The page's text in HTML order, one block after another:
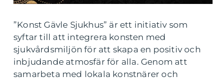
”Konst Gävle Sjukhus” är ett initiativ som
syftar till att integrera konsten med
sjukvårdsmiljön för att skapa en positiv och
inbjudande atmosfär för alla. Genom att
samarbeta med lokala konstnärer och